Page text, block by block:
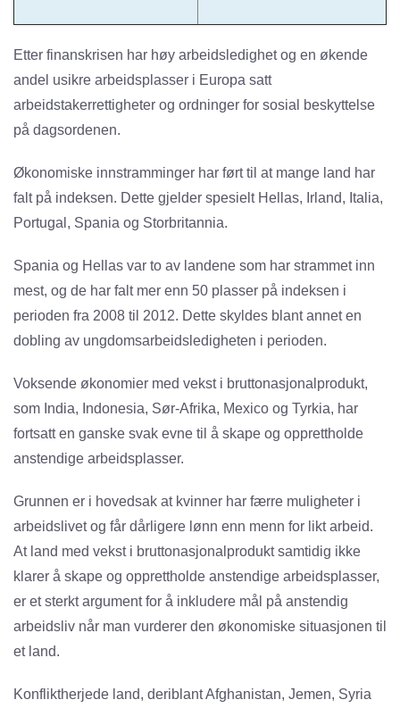
Etter finanskrisen har høy arbeidsledighet og en økende
andel usikre arbeidsplasser i Europa satt
arbeidstakerrettigheter og ordninger for sosial beskyttelse
på dagsordenen.
Økonomiske innstramminger har ført til at mange land har
falt på indeksen. Dette gjelder spesielt Hellas, Irland, Italia,
Portugal, Spania og Storbritannia.
Spania og Hellas var to av landene som har strammet inn
mest, og de har falt mer enn 50 plasser på indeksen i
perioden fra 2008 til 2012. Dette skyldes blant annet en
dobling av ungdomsarbeidsledigheten i perioden.
Voksende økonomier med vekst i bruttonasjonalprodukt,
som India, Indonesia, Sør-Afrika, Mexico og Tyrkia, har
fortsatt en ganske svak evne til å skape og opprettholde
anstendige arbeidsplasser.
Grunnen er i hovedsak at kvinner har færre muligheter i
arbeidslivet og får dårligere lønn enn menn for likt arbeid.
At land med vekst i bruttonasjonalprodukt samtidig ikke
klarer å skape og opprettholde anstendige arbeidsplasser,
er et sterkt argument for å inkludere mål på anstendig
arbeidsliv når man vurderer den økonomiske situasjonen til
et land.
Konfliktherjede land, deriblant Afghanistan, Jemen, Syria